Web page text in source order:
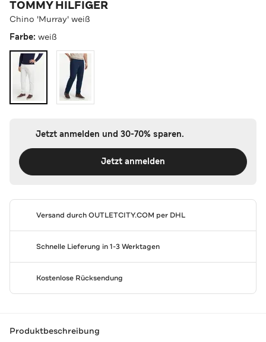
TOMMY HILFIGER
Chino 'Murray' weiß
Farbe: weiß
Jetzt anmelden und 30-70% sparen.
Jetzt anmelden
Versand durchOUTLETCITY.COM per DHL
Schnelle Lieferung in 1-3 Werktagen
Kostenlose Rücksendung
Produktbeschreibung